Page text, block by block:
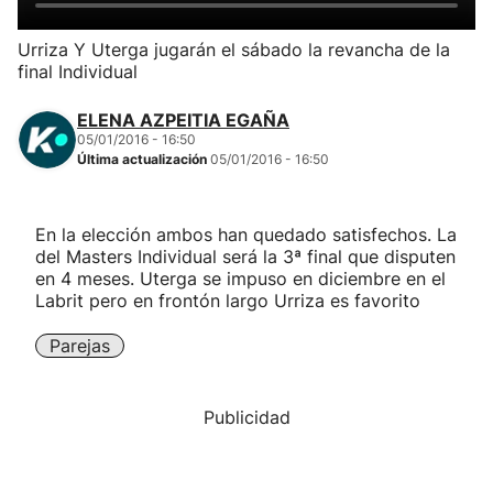
Kirolak 360
Atletismo
Más deportes
Urriza Y Uterga jugarán el sábado la revancha de la
final Individual
ELENA AZPEITIA EGAÑA
05/01/2016 - 16:50
Última actualización 05/01/2016 - 16:50
En la elección ambos han quedado satisfechos. La
del Masters Individual será la 3ª final que disputen
en 4 meses. Uterga se impuso en diciembre en el
Labrit pero en frontón largo Urriza es favorito
Parejas
Publicidad